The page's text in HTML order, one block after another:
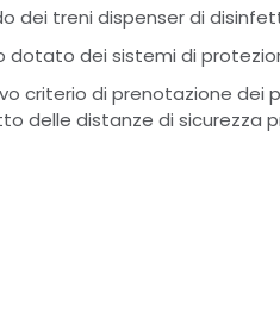
dei treni dispenser di
dotato dei sistemi di
criterio di prenotazione dei
delle distanze di sicurezza